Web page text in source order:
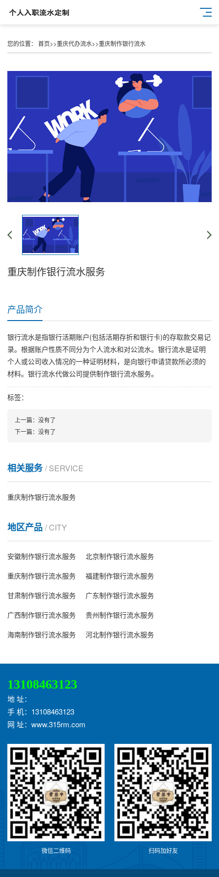
您的位置： 首页>>重庆代办流水>>重庆制作银行流水
重庆制作银行流水服务
产品简介
银行流水是指银行活期账户(包括活期存折和银行卡)的存取款交易记
录。根据账户性质不同分为个人流水和对公流水。银行流水是证明
个人或公司收入情况的一种证明材料，是向银行申请贷款所必须的
材料。银行流水代做公司提供制作银行流水服务。
标签：
上一篇： 没有了
下一篇： 没有了
相关服务/ SERVICE
重庆制作银行流水服务
地区产品 / CITY
安徽制作银行流水服务
北京制作银行流水服务
重庆制作银行流水服务
福建制作银行流水服务
甘肃制作银行流水服务
广东制作银行流水服务
广西制作银行流水服务
贵州制作银行流水服务
海南制作银行流水服务
河北制作银行流水服务
13108463123
地 址：
手 机：13108463123
网 址：www.315rm.com
微信二维码 扫码加好友